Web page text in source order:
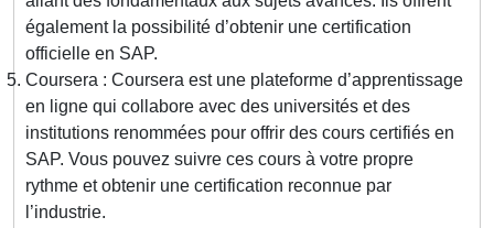
également la possibilité d’obtenir une certification
officielle en SAP.
Coursera : Coursera est une plateforme d’apprentissage
en ligne qui collabore avec des universités et des
institutions renommées pour offrir des cours certifiés en
SAP. Vous pouvez suivre ces cours à votre propre
rythme et obtenir une certification reconnue par
l’industrie.